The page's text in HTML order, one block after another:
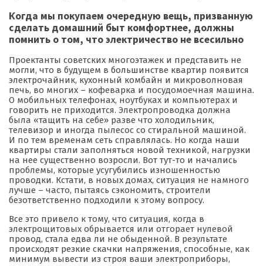
Когда мы покупаем очередную вещь, призванную
сделать домашний быт комфортнее, должны
помнить о том, что электричество не всесильно
Проектанты советских многоэтажек и представить не
могли, что в будущем в большинстве квартир появится
электрочайник, кухонный комбайн и микроволновая
печь, во многих – кофеварка и посудомоечная машина.
О мобильных телефонах, ноутбуках и компьютерах и
говорить не приходится. Электропроводка должна
была «тащить на себе» разве что холодильник,
телевизор и иногда пылесос со стиральной машиной.
И по тем временам сеть справлялась. Но когда наши
квартиры стали заполняться новой техникой, нагрузки
на нее существенно возросли. Вот тут-то и начались
проблемы, которые усугубились изношенностью
проводки. Кстати, в новых домах, ситуация не намного
лучше – часто, пытаясь сэкономить, строители
безответственно подходили к этому вопросу.
Все это привело к тому, что ситуация, когда в
электрощитовых обрывается или отгорает нулевой
провод, стала едва ли не обыденной. В результате
происходят резкие скачки напряжения, способные, как
минимум вывести из строя ваши электроприборы,